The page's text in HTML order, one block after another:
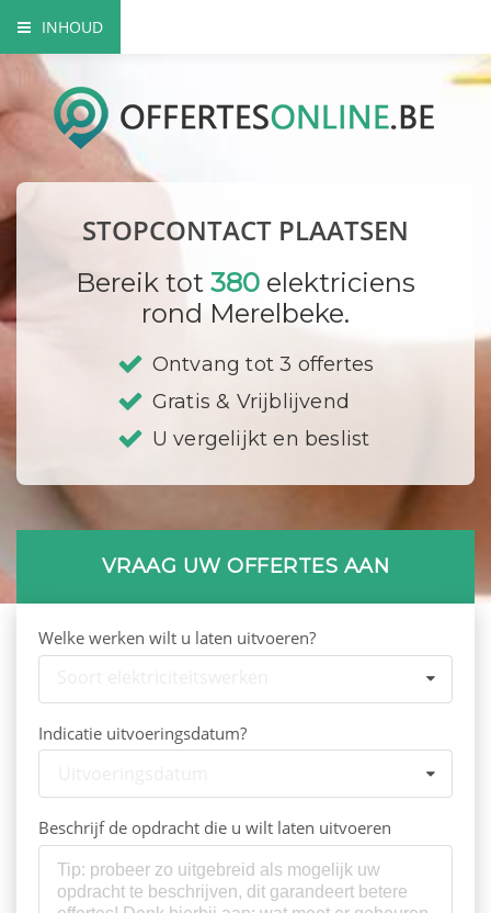
INHOUD
Het nut van extra contactdozen
Waarom beroep doen op een vakman?
Elektriciteitskeuring nodig?
Waar plaats ik mijn stopcontacten?
Hoe vervang ik een contactdoos?
STOPCONTACT PLAATSEN
Bereik tot 380 elektriciens
rond Merelbeke.
Ontvang tot 3 offertes
Gratis & Vrijblijvend
U vergelijkt en beslist
VRAAG UW OFFERTES AAN
Welke werken wilt u laten uitvoeren?
Indicatie uitvoeringsdatum?
Beschrijf de opdracht die u wilt laten uitvoeren